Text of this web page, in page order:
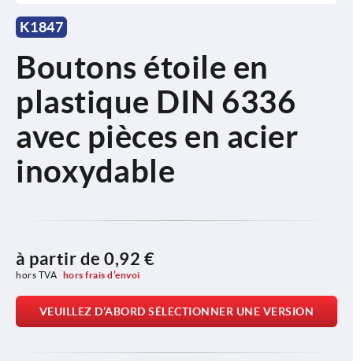
K1847
Boutons étoile en
plastique DIN 6336
avec pièces en acier
inoxydable
à partir de 0,92 €
hors TVA hors frais d’envoi
VEUILLEZ D’ABORD SÉLECTIONNER UNE VERSION